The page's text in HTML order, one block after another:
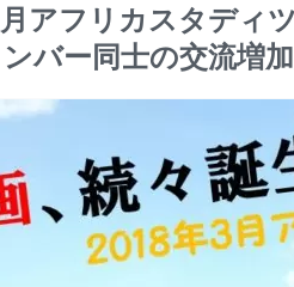
月アフリカスタディ
バー同士の交流増加